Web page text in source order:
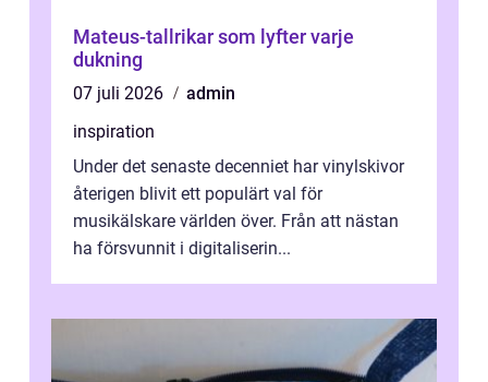
Mateus-tallrikar som lyfter varje
dukning
07 juli 2026
admin
inspiration
Under det senaste decenniet har vinylskivor
återigen blivit ett populärt val för
musikälskare världen över. Från att nästan
ha försvunnit i digitaliserin...